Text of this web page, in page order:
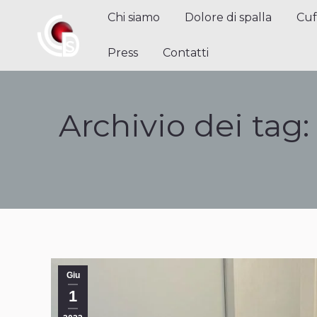
Chi siamo Dolore di spalla
Press Contatti
Archivio dei tag:
Giu
1
Chi siamo Dolore di spalla